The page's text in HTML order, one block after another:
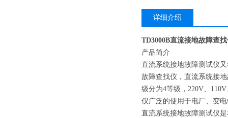
详细介绍
TD3000B直流接地故障查
产品简介
直流系统接地故障测试仪
故障查找仪，直流系统接
级分为4等级，220V、
仪广泛的使用于电厂、变
直流系统接地故障测试仪